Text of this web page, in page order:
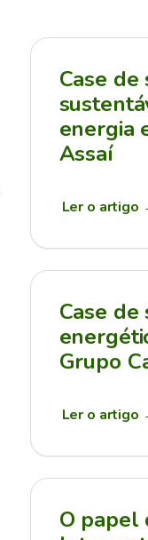
Case de
energia
Assaí
Ler o artigo
Case de
Grupo
Ler o artigo
O papel